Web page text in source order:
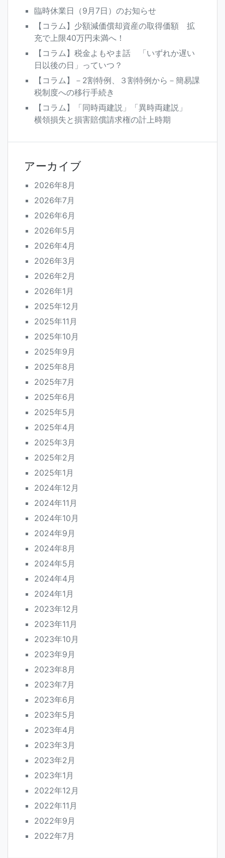
臨時休業日（9月7日）のお知らせ
【コラム】少額減価償却資産の取得価額 拡
充で上限40万円未満へ！
【コラム】税金よもやま話 「いずれか遅い
日以後の日」っていつ？
【コラム】－2割特例、３割特例から－簡易課
税制度への移行手続き
【コラム】「同時両建説」「異時両建説」
横領損失と損害賠償請求権の計上時期
アーカイブ
2026年8月
2026年7月
2026年6月
2026年5月
2026年4月
2026年3月
2026年2月
2026年1月
2025年12月
2025年11月
2025年10月
2025年9月
2025年8月
2025年7月
2025年6月
2025年5月
2025年4月
2025年3月
2025年2月
2025年1月
2024年12月
2024年11月
2024年10月
2024年9月
2024年8月
2024年5月
2024年4月
2024年1月
2023年12月
2023年11月
2023年10月
2023年9月
2023年8月
2023年7月
2023年6月
2023年5月
2023年4月
2023年3月
2023年2月
2023年1月
2022年12月
2022年11月
2022年9月
2022年7月